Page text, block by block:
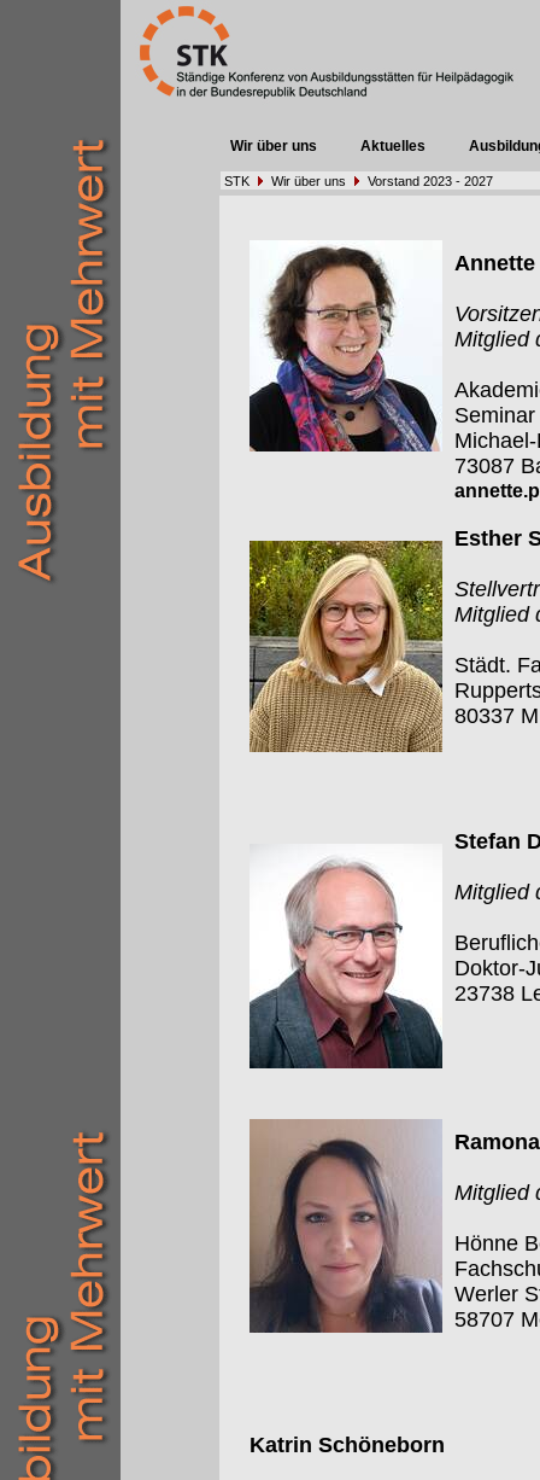
Wir über uns Aktuelles
STK Wir über uns Vorstand 2023 - 2027
Mitglied
Seminar
73087
Esther
Mitglied
Städt.
80337
Stefan
Mitglied
Doktor-
23738
Mitglied
Hönne
Werler
58707
Katrin Schöneborn